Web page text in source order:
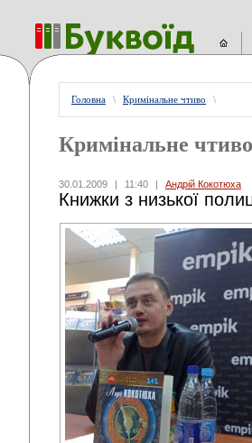
Головна \ Кримінальне чтиво \
Кримінальне чтиво
30.01.2009 | 11:40 | Андрій Кокотюха
Книжки з низької